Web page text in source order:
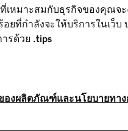
เหมาะสมกับธุรกิจของคุณจะ
อยที่กำลังจะให้บริการในเว็
รด้วย .tips
องผลิตภัณฑ์และนโยบายทา